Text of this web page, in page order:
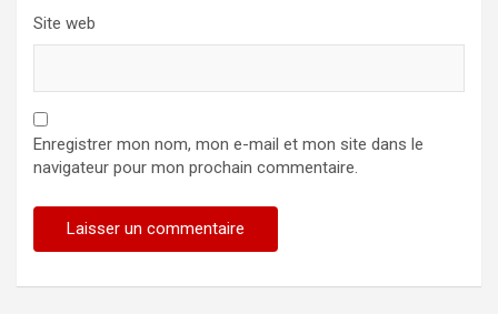
Site web
Enregistrer mon nom, mon e-mail et mon site dans le
navigateur pour mon prochain commentaire.